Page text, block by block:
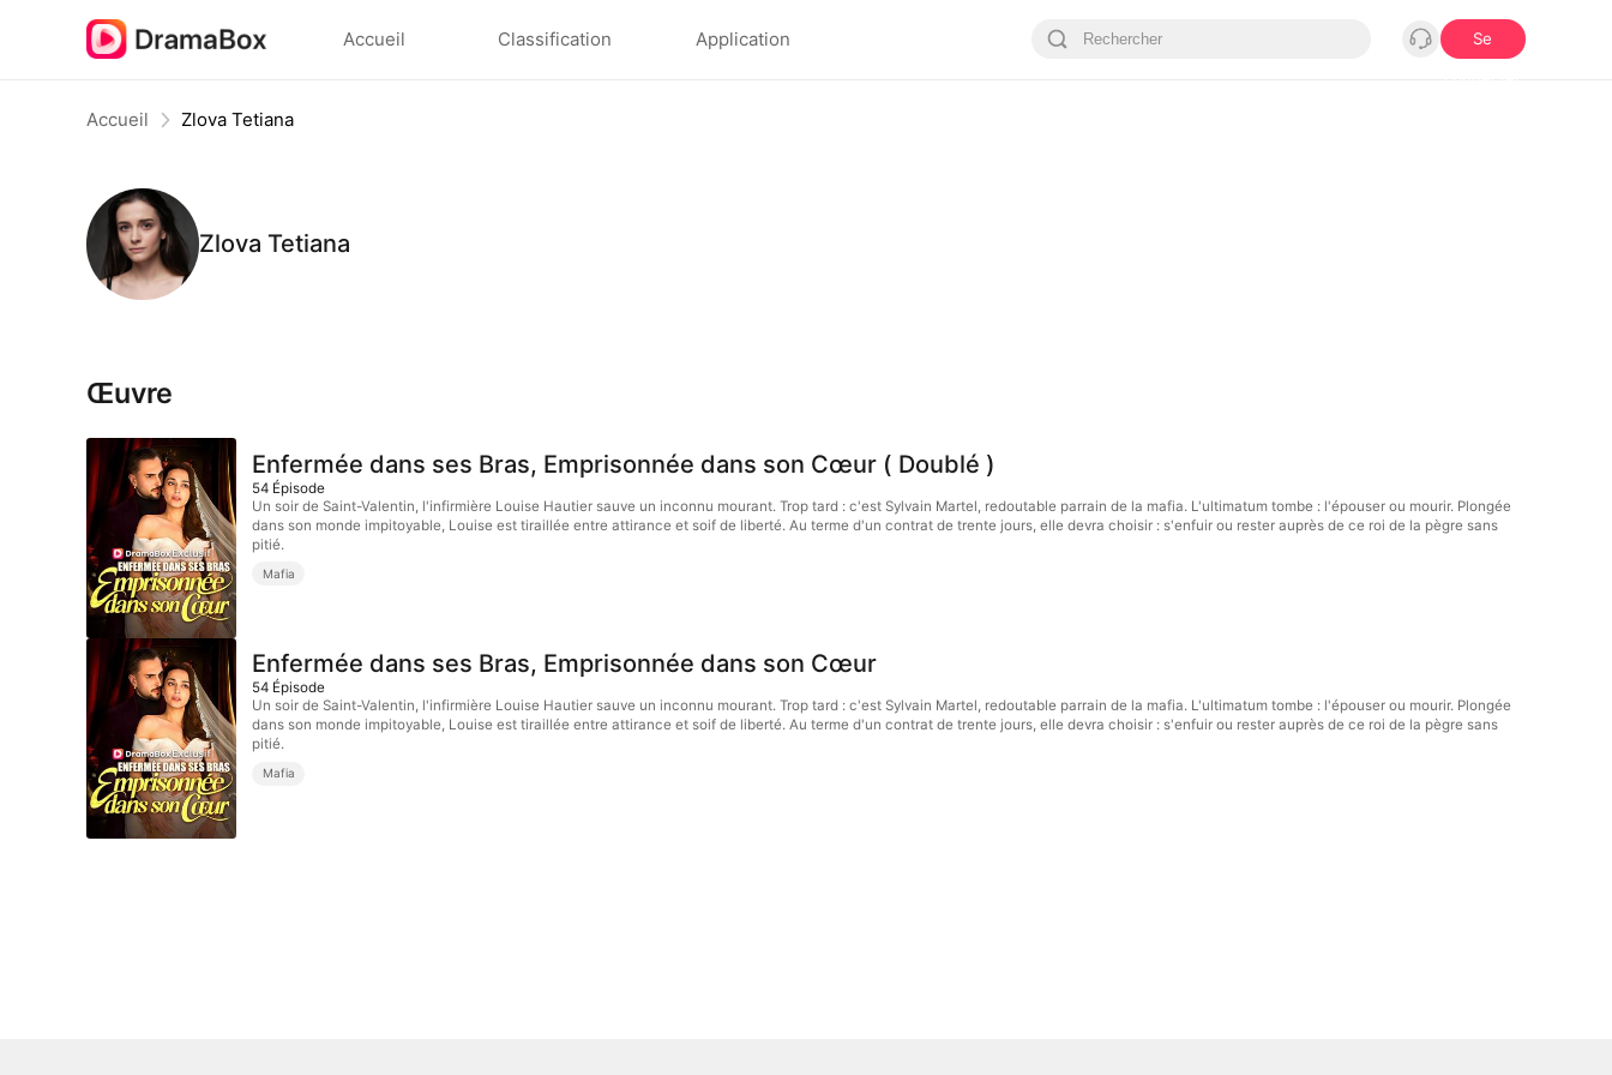
Accueil Classification Application Se
Accueil Zlova Tetiana
Zlova Tetiana
Œuvre
Enfermée dans ses Bras, Emprisonnée dans son Cœur ( Doublé )
54 Épisode
Un soir de Saint-Valentin, l'infirmière Louise Hautier sauve un inconnu mourant. Trop tard : c'est Sylvain Martel, redoutable parrain de la mafia. L'ultimatum tombe : l'épouser ou mourir. Plongée
dans son monde impitoyable, Louise est tiraillée entre attirance et soif de liberté. Au terme d'un contrat de trente jours, elle devra choisir : s'enfuir ou rester auprès de ce roi de la pègre sans
pitié.
Mafia
Enfermée dans ses Bras, Emprisonnée dans son Cœur
54 Épisode
Un soir de Saint-Valentin, l'infirmière Louise Hautier sauve un inconnu mourant. Trop tard : c'est Sylvain Martel, redoutable parrain de la mafia. L'ultimatum tombe : l'épouser ou mourir. Plongée
dans son monde impitoyable, Louise est tiraillée entre attirance et soif de liberté. Au terme d'un contrat de trente jours, elle devra choisir : s'enfuir ou rester auprès de ce roi de la pègre sans
pitié.
Mafia